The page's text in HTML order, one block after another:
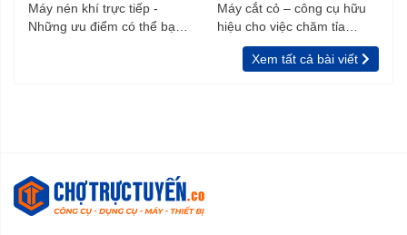
Máy nén khí trực tiếp -
Những ưu điểm có thể bạn
Máy cắt cỏ – công cụ hữu
hiệu cho việc chăm tỉa
vườn, rào
Xem tất cả bài viết